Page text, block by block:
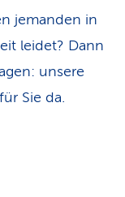
jemanden in
leidet? Dann
unsere
Sie da.